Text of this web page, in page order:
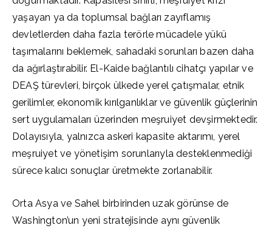
yaşayan ya da toplumsal bağları zayıflamış
devletlerden daha fazla terörle mücadele yükü
taşımalarını beklemek, sahadaki sorunları bazen daha
da ağırlaştırabilir. El-Kaide bağlantılı cihatçı yapılar ve
DEAŞ türevleri, birçok ülkede yerel çatışmalar, etnik
gerilimler, ekonomik kırılganlıklar ve güvenlik güçlerinin
sert uygulamaları üzerinden meşruiyet devşirmektedir.
Dolayısıyla, yalnızca askeri kapasite aktarımı, yerel
meşruiyet ve yönetişim sorunlarıyla desteklenmediği
sürece kalıcı sonuçlar üretmekte zorlanabilir.
Orta Asya ve Sahel birbirinden uzak görünse de
Washington’un yeni stratejisinde aynı güvenlik